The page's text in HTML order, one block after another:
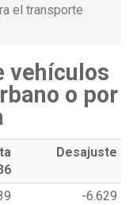
el transporte
vehículos
o por
Desajuste
-6.629